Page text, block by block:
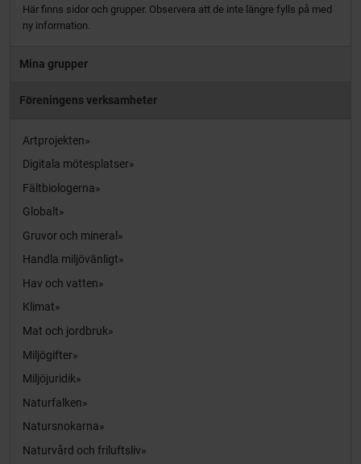
Här finns sidor och grupper. Observera att de inte längre fylls på med
ny information.
Mina grupper
Föreningens verksamheter
Artprojekten
Digitala mötesplatser
Fältbiologerna
Globalt
Gruvor och mineral
Handla miljövänligt
Hav och vatten
Klimat
Mat och jordbruk
Miljögifter
Miljöjuridik
Naturfalken
Natursnokarna
Naturvård och friluftsliv